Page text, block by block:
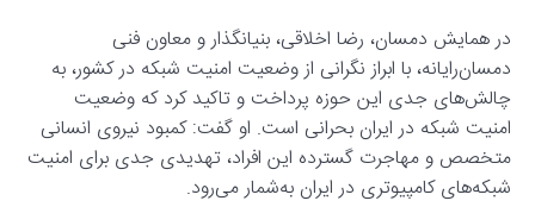
در همایش دمسان،‌ رضا اخلاقی، بنیانگذار و معاون فنی
دمسان‌رایانه، با ابراز نگرانی از وضعیت امنیت شبکه در کشور، به
چالش‌های جدی این حوزه پرداخت و تاکید کرد که وضعیت
امنیت شبکه در ایران بحرانی است. او گفت: کمبود نیروی انسانی
متخصص و مهاجرت گسترده این افراد، تهدیدی جدی برای امنیت
شبکه‌های کامپیوتری در ایران به‌شمار می‌رود.